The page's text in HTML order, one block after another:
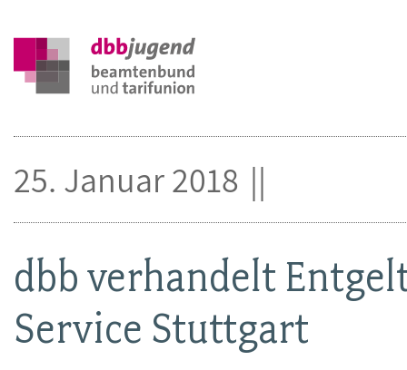
dbb verhandelt
Service Stuttgart
25. Januar 2018